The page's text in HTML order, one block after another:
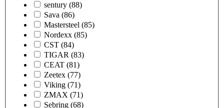
sentury (88)
Sava (86)
Mastersteel (85)
Nordexx (85)
CST (84)
TIGAR (83)
CEAT (81)
Zeetex (77)
Viking (71)
ZMAX (71)
Sebring (68)